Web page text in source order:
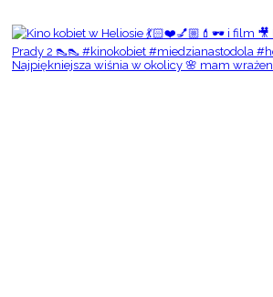
Najpiękniejsza wiśnia w okolicy 🌸 mam wrażen